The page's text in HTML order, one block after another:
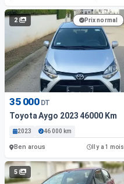
2 Prix normal
35 000 DT
Toyota Aygo 2023 46000 Km
2023 46 000 km
Ben arous Il y a 1 mois
5